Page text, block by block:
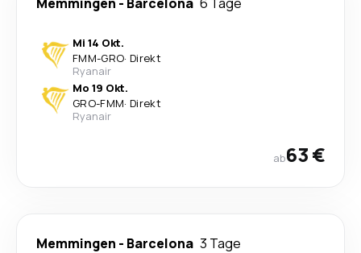
Mi 14 Okt.
FMM-GRO· Direkt
Ryanair
Mo 19 Okt.
GRO-FMM· Direkt
Ryanair
ab63 €
Memmingen - Barcelona 3 Tage